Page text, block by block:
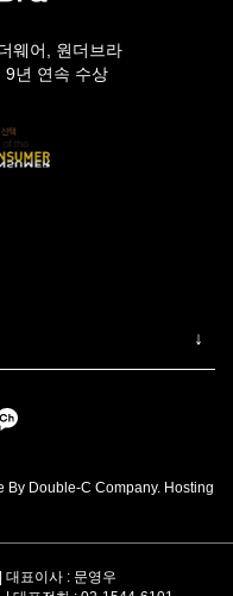
웨어, 원더브라
9년 연속 수상
By Double-C Company. Hosting
표이사 : 문영우